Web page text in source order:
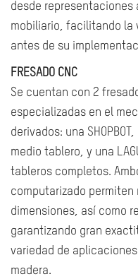
desde
mobiliario, facilitando la
antes de su
FRESADO CNC
Se cuentan con 2
especializadas en el
derivados: una
medio tablero, y una
tableros completos.
computarizado permiten
dimensiones, así como
garantizando gran
variedad de
madera.